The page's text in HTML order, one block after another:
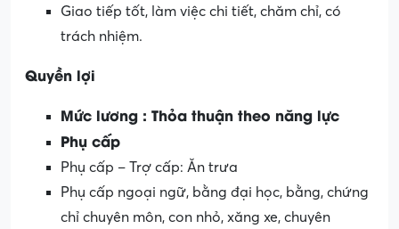
Giao tiếp tốt, làm việc chi tiết, chăm chỉ, có
trách nhiệm.
Quyền lợi
Mức lương : Thỏa thuận theo năng lực
Phụ cấp
Phụ cấp – Trợ cấp: Ăn trưa
Phụ cấp ngoại ngữ, bằng đại học, bằng, chứng
chỉ chuyên môn, con nhỏ, xăng xe, chuyên